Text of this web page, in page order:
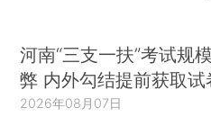
河南“三支一扶”考试规
弊 内外勾结提前获取试
2026年08月07日